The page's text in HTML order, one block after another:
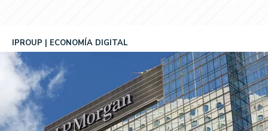
IPROUP ECONOMÍA DIGITAL